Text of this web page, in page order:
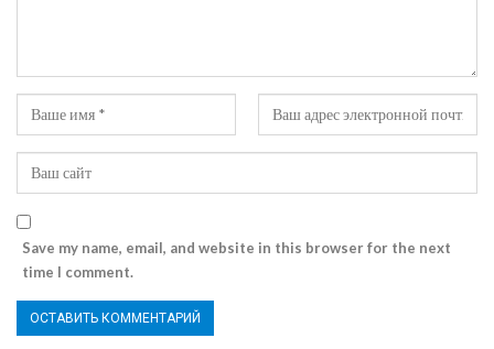
Save my name, email, and website in this browser for the next
time I comment.